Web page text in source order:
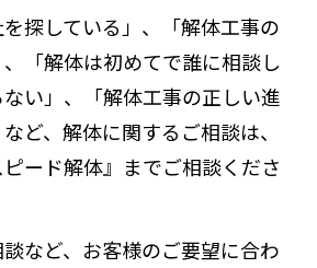
を探している」、「解体工事の
「解体は初めてで誰に相談し
い」、「解体工事の正しい進
ど、解体に関するご相談は、
ード解体』までご相談くださ
など、お客様のご要望に合わ